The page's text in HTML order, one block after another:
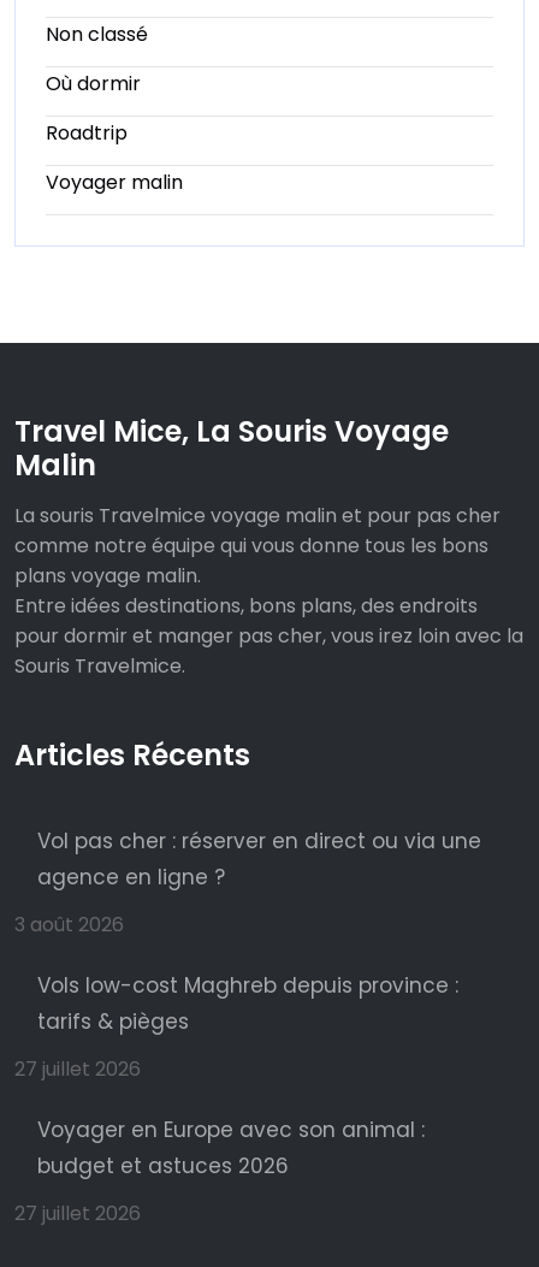
Non classé
Où dormir
Roadtrip
Voyager malin
Travel Mice, La Souris Voyage
Malin
La souris Travelmice voyage malin et pour pas cher
comme notre équipe qui vous donne tous les bons
plans voyage malin.
Entre idées destinations, bons plans, des endroits
pour dormir et manger pas cher, vous irez loin avec la
Souris Travelmice.
Articles Récents
Vol pas cher : réserver en direct ou via une
agence en ligne ?
3 août 2026
Vols low-cost Maghreb depuis province :
tarifs & pièges
27 juillet 2026
Voyager en Europe avec son animal :
budget et astuces 2026
27 juillet 2026